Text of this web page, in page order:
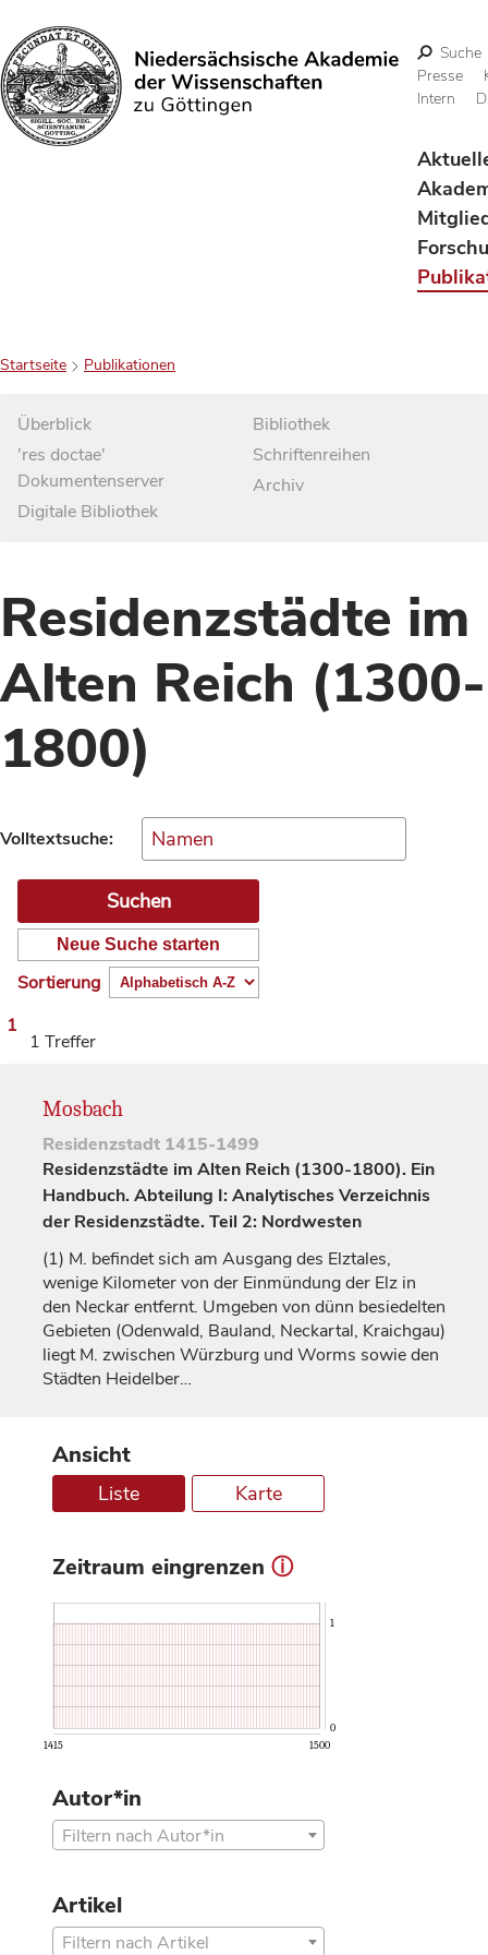
Suchen
Suche
Presse
Intern
Startseite Publikationen
Überblick
'res doctae'
Dokumentenserver
Digitale Bibliothek
Bibliothek
Schriftenreihen
Archiv
Residenzstädte im
Alten Reich (1300-
1800)
Volltextsuche:
Neue Suche starten
Sortierung
1
1 Treffer
Mosbach
Residenzstadt 1415-1499
Residenzstädte im Alten Reich (1300-1800). Ein
Handbuch. Abteilung I: Analytisches Verzeichnis
der Residenzstädte. Teil 2: Nordwesten
(1) M. befindet sich am Ausgang des Elztales,
wenige Kilometer von der Einmündung der Elz in
den Neckar entfernt. Umgeben von dünn besiedelten
Gebieten (Odenwald, Bauland, Neckartal, Kraichgau)
liegt M. zwischen Würzburg und Worms sowie den
Städten Heidelber…
Ansicht
Liste Karte
Zeitraum eingrenzen ⓘ
1415 1500
0
1
Autor*in
Filtern nach Autor*in
Artikel
Filtern nach Artikel